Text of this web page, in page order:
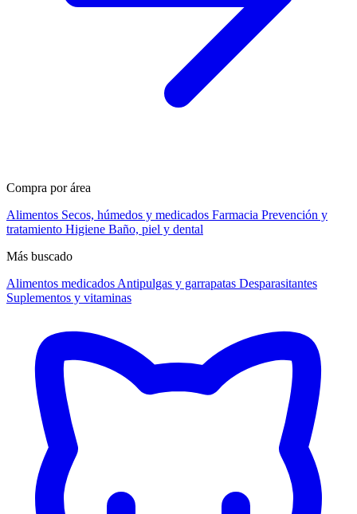
Compra por área
Alimentos Secos, húmedos y medicados Farmacia Prevención y
tratamiento Higiene Baño, piel y dental
Más buscado
Alimentos medicados Antipulgas y garrapatas Desparasitantes
Suplementos y vitaminas